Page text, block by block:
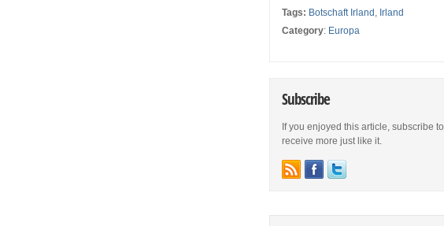
Tags: Botschaft Irland , Irland
Category: Europa
Subscribe
If you enjoyed this article, subscribe to
receive more just like it.